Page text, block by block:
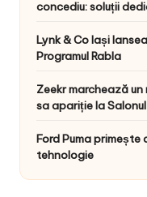
concediu: soluții
Lynk & Co Iași
Programul Rabla
Zeekr marchează
sa apariție la
Ford Puma primește
tehnologie